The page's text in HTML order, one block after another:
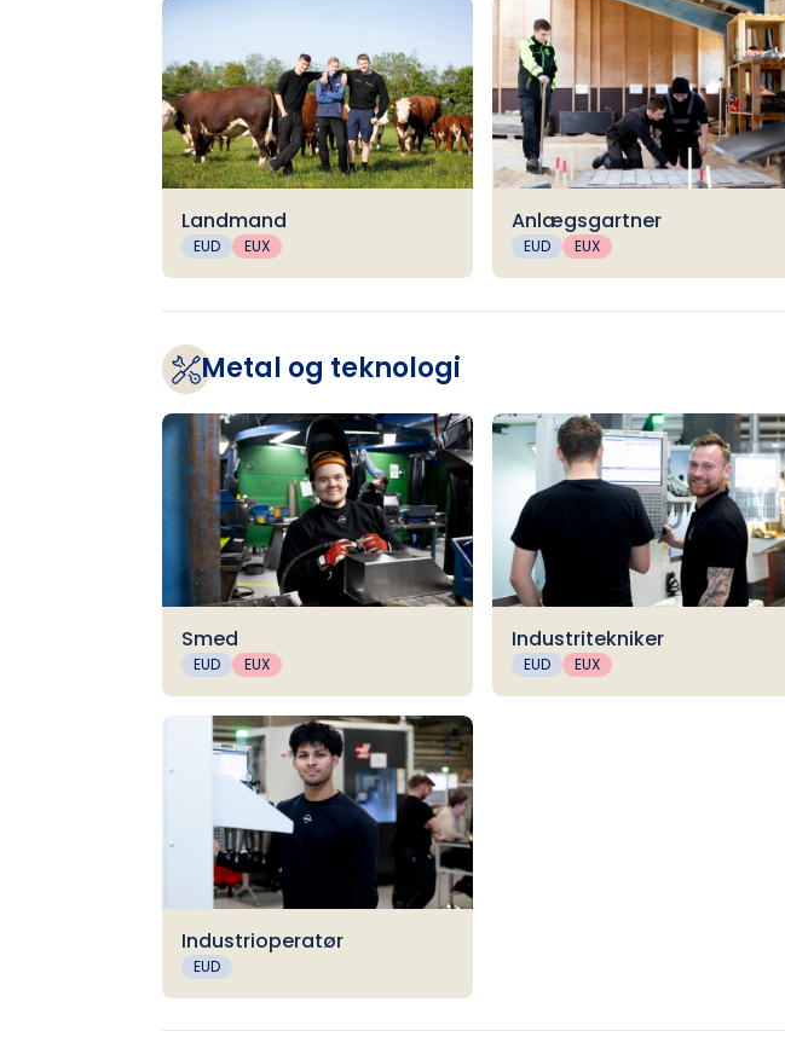
Landmand
EUD EUX
Anlægsgartner
EUD EUX
Metal og teknologi
Smed
EUD EUX
Industritekniker
EUD EUX
Industrioperatør
EUD